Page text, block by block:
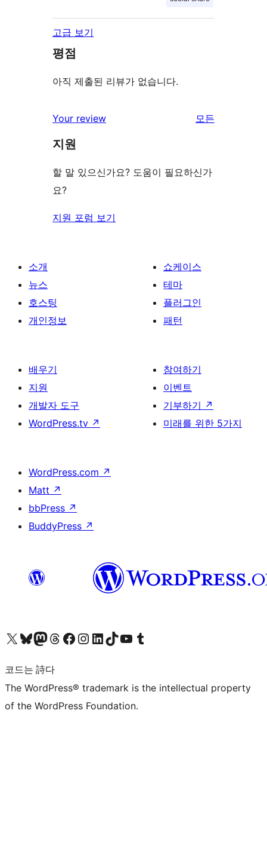
고급 보기
평점
아직 제출된 리뷰가 없습니다.
Your review
모든
보
지원
할 말 있으신가요? 도움이 필요하신가
요?
지원 포럼 보기
소개
뉴스
호스팅
개인정보
쇼케이스
테마
플러그인
패턴
배우기
지원
개발자 도구
WordPress.tv ↗
참여하기
이벤트
기부하기 ↗
미래를 위한 5가지
WordPress.com ↗
Matt ↗
bbPress ↗
BuddyPress ↗
X(이전 트위터) 계정 방문하기블루스카이 계정 방문하기마스토돈 계정 방문하기스레드 계정 방문하기 페이스북 페이지 방문하기인스타그램 계정 방문하기 LinkedIn 계정 방문하기틱톡 계정 방문하기유튜브 채널 방문하기 텀블러 계정 방문하기
코드는 詩다
The WordPress® trademark is the intellectual property
of the WordPress Foundation.